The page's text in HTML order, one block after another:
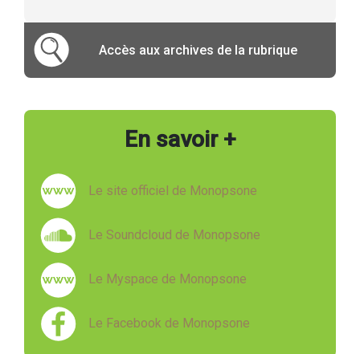
Accès aux archives de la rubrique
En savoir +
Le site officiel de Monopsone
Le Soundcloud de Monopsone
Le Myspace de Monopsone
Le Facebook de Monopsone